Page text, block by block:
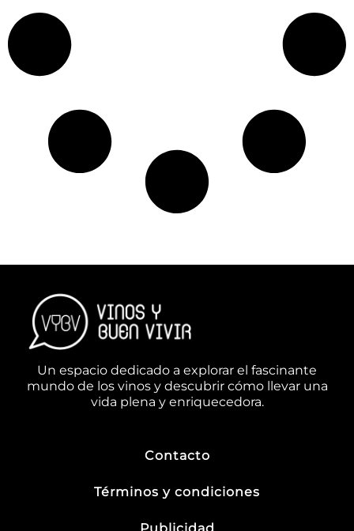
Un espacio dedicado a explorar el fascinante
mundo de los vinos y descubrir cómo llevar una
vida plena y enriquecedora.
Contacto
Términos y condiciones
Publicidad